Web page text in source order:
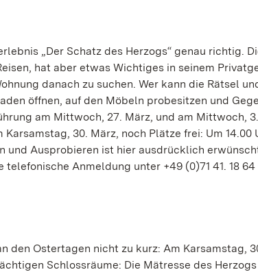
„Der Schatz des Herzogs“ genau richtig.
hat aber etwas Wichtiges in seinem
danach zu suchen. Wer kann die Rätsel
öffnen, auf den Möbeln probesitzen und
am Mittwoch, 27. März, und am Mittwoch,
Karsamstag, 30. März, noch Plätze frei: Um
und Ausprobieren ist hier ausdrücklich
Anmeldung unter +49 (0)71 41. 18
den Ostertagen nicht zu kurz: Am Karsamstag,
Schlossräume: Die Mätresse des